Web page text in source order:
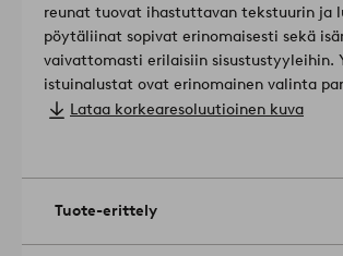
reunat tuovat ihastuttavan tekstuurin ja
pöytäliinat sopivat erinomaisesti sekä
vaivattomasti erilaisiin
istuinalustat ovat erinomainen valinta
slub-puuvilla.
Lataa korkearesoluutioinen kuva
Tuote-erittely